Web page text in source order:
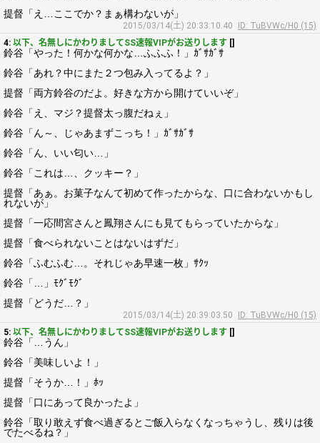
提督「え…ここでか？まぁ構わないが」
2015/03/14(土) 20:33:10.40
ID: TuBVWc/H0 (15)
4: 以下、名無しにかわりましてSS速報VIPがお送りします []
鈴谷「やった！何かな何かな…ふふふ！」ｶﾞｻｶﾞｻ
鈴谷「あれ？中にまた２つ包み入ってるよ？」
提督「両方鈴谷のだよ。好きな方から開けていいぞ」
鈴谷「え、マジ？提督太っ腹だねぇ」
鈴谷「ん～、じゃあまずこっち！」ｶﾞｻｶﾞｻ
鈴谷「ん、いい匂い…」
鈴谷「これは…、クッキー？」
提督「あぁ。お菓子なんて初めて作ったからな、口に合わないかもし
れないが」
提督「一応間宮さんと鳳翔さんにも見てもらっていたからな」
提督「食べられないことはないはずだ」
鈴谷「ふむふむ…。それじゃあ早速一枚」ｻｸｯ
鈴谷「…」ﾓｸﾞﾓｸﾞ
提督「どうだ…？」
2015/03/14(土) 20:39:03.50
ID: TuBVWc/H0 (15)
5: 以下、名無しにかわりましてSS速報VIPがお送りします []
鈴谷「…うん」
鈴谷「美味しいよ！」
提督「そうか…！」ﾎｯ
提督「口にあって良かったよ」
鈴谷「取り敢えず食べ過ぎるとご飯入らなくなっちゃうし、残りは後
でたべるね？」